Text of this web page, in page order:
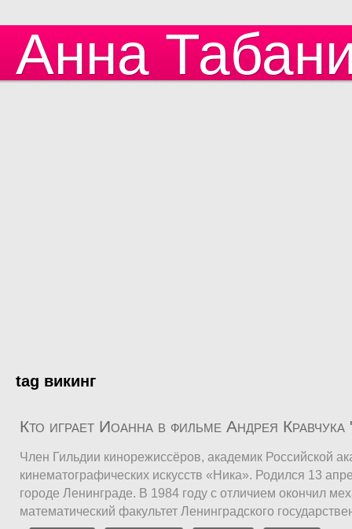
Анна
tag викинг
Кто играет Иоанна в фильме Андрея Кравчука
Член Гильдии кинорежиссёров, академик Российской
кинематографических искусств «Ника». Родился 13
городе Ленинграде. В 1984 году с отличием окончил
математический факультет Ленинградского